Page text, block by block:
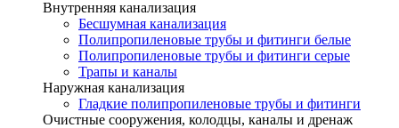
Внутренняя канализация
Бесшумная канализация
Полипропиленовые трубы и фитинги белые
Полипропиленовые трубы и фитинги серые
Трапы и каналы
Наружная канализация
Гладкие полипропиленовые трубы и фитинги
Очистные сооружения, колодцы, каналы и дренаж